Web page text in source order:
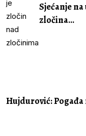
Sjećanje
zločina...
Hujdurović: